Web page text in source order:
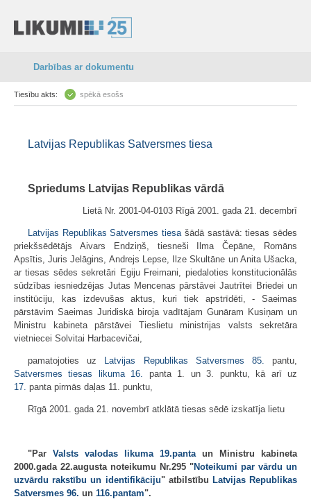
Darbības ar dokumentu
Tiesību akts: spēkā esošs
Latvijas Republikas Satversmes tiesa
Spriedums Latvijas Republikas vārdā
Lietā Nr. 2001-04-0103 Rīgā 2001. gada 21. decembrī
Latvijas Republikas Satversmes tiesašādā sastāvā: tiesas sēdes
priekšsēdētājs Aivars Endziņš, tiesneši Ilma Čepāne, Romāns
Apsītis, Juris Jelāgins, Andrejs Lepse, Ilze Skultāne un Anita Ušacka,
ar tiesas sēdes sekretāri Egiju Freimani, piedaloties konstitucionālās
sūdzības iesniedzējas Jutas Mencenas pārstāvei Jautrītei Briedei un
institūciju, kas izdevušas aktus, kuri tiek apstrīdēti, - Saeimas
pārstāvim Saeimas Juridiskā biroja vadītājam Gunāram Kusiņam un
Ministru kabineta pārstāvei Tieslietu ministrijas valsts sekretāra
vietniecei Solvitai Harbacevičai,
pamatojoties uz Latvijas Republikas Satversmes 85. pantu,
Satversmes tiesas likuma
16. panta 1. un 3. punktu, kā arī uz
17. panta pirmās daļas 11. punktu,
Rīgā 2001. gada 21. novembrī atklātā tiesas sēdē izskatīja lietu
"Par Valsts valodas likuma 19.pantaun Ministru kabineta
2000.gada 22.augusta noteikumu Nr.295 "Noteikumi par vārdu un
uzvārdu rakstību un identifikāciju" atbilstību Latvijas Republikas
Satversmes 96. un 116.pantam".